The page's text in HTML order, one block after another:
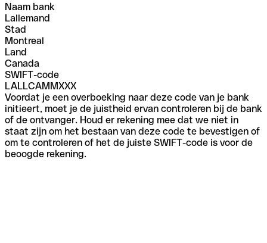
Naam bank
Lallemand
Stad
Montreal
Land
Canada
SWIFT-code
LALLCAMMXXX
Voordat je een overboeking naar deze code van je bank
initieert, moet je de juistheid ervan controleren bij de bank
of de ontvanger. Houd er rekening mee dat we niet in
staat zijn om het bestaan van deze code te bevestigen of
om te controleren of het de juiste SWIFT-code is voor de
beoogde rekening.